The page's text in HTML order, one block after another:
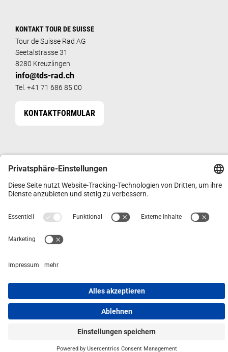
KONTAKT TOUR DE SUISSE
Tour de Suisse Rad AG
Seetalstrasse 31
8280 Kreuzlingen
info@tds-rad.ch
Tel. +41 71 686 85 00
KONTAKTFORMULAR